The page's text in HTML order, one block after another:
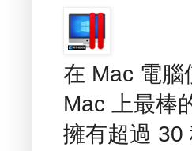
在 Mac 電腦
Mac 上最棒
擁有超過 30